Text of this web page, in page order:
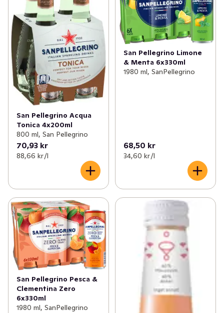
San Pellegrino Acqua
Tonica 4x200ml
800 ml, San Pellegrino
70,93 kr
88,66 kr /l
San Pellegrino Limone
& Menta 6x330ml
1980 ml, SanPellegrino
68,50 kr
34,60 kr /l
San Pellegrino Pesca &
Clementina Zero
6x330ml
1980 ml, SanPellegrino